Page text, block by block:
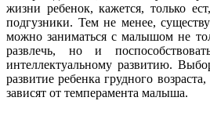
жизни ребенок, кажется, только
подгузники. Тем не менее,
можно заниматься с малышом не
развлечь, но и
интеллектуальному развитию.
развитие ребенка грудного
зависят от темперамента малыша.